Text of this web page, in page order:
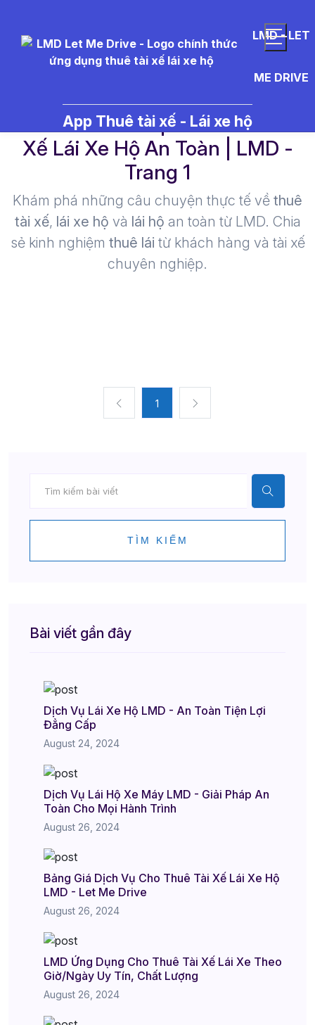
LMD - LET
ME DRIVE
App Thuê tài xế - Lái xe hộ
cocktail%20tequila - Thuê Tài
Xế Lái Xe Hộ An Toàn | LMD -
Trang 1​
Khám phá những câu chuyện thực tế về thuê
tài xế, lái xe hộ và lái hộ an toàn từ LMD. Chia
sẻ kinh nghiệm thuê lái từ khách hàng và tài xế
chuyên nghiệp.
1
TÌM KIẾM
Bài viết gần đây
Dịch Vụ Lái Xe Hộ LMD - An Toàn Tiện Lợi
Đẳng Cấp
August 24, 2024
Dịch Vụ Lái Hộ Xe Máy LMD - Giải Pháp An
Toàn Cho Mọi Hành Trình
August 26, 2024
Bảng Giá Dịch Vụ Cho Thuê Tài Xế Lái Xe Hộ
LMD - Let Me Drive
August 26, 2024
LMD Ứng Dụng Cho Thuê Tài Xế Lái Xe Theo
Giờ/Ngày Uy Tín, Chất Lượng
August 26, 2024